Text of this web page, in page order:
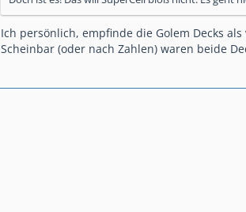
Ich persönlich, empfinde die Golem Decks
Scheinbar (oder nach Zahlen) waren beide